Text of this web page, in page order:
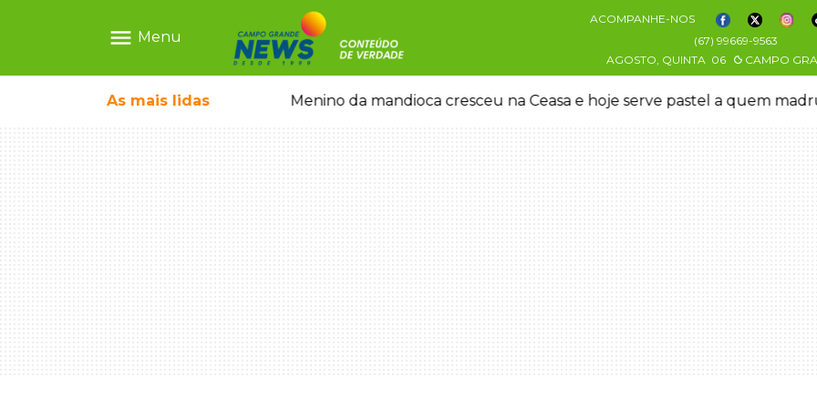
menu Menu
ACOMPANHE-NOS
(67) 99669-9563
AGOSTO, QUINTA 06 CAMPO
As mais lidas
mercado ilegal de emagrecedores Menino da mandioca cresceu na Ceasa e hoje serve pastel a quem